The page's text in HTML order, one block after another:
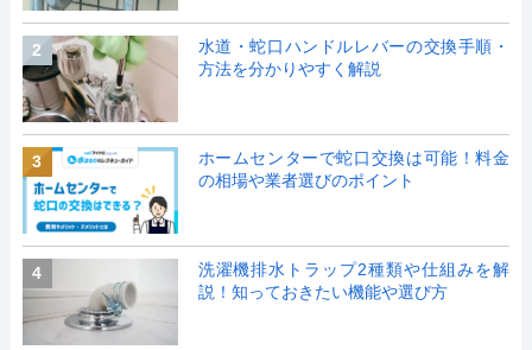
2
水道・蛇口ハンドルレバーの交換手順・
方法を分かりやすく解説
3
ホームセンターで蛇口交換は可能！料金
の相場や業者選びのポイント
4
洗濯機排水トラップ2種類や仕組みを解
説！知っておきたい機能や選び方